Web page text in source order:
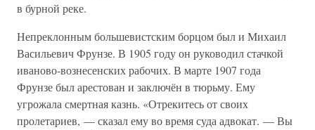
в бурной реке.
Непреклонным большевистским борцом был и Михаил
Васильевич Фрунзе. В 1905 году он руководил стачкой
иваново-вознесенских рабочих. В марте 1907 года
Фрунзе был арестован и заключён в тюрьму. Ему
угрожала смертная казнь. «Отрекитесь от своих
пролетариев, — сказал ему во время суда адвокат. — Вы